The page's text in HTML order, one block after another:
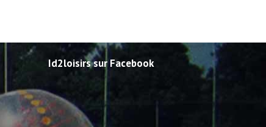
Id2loisirs sur Facebook